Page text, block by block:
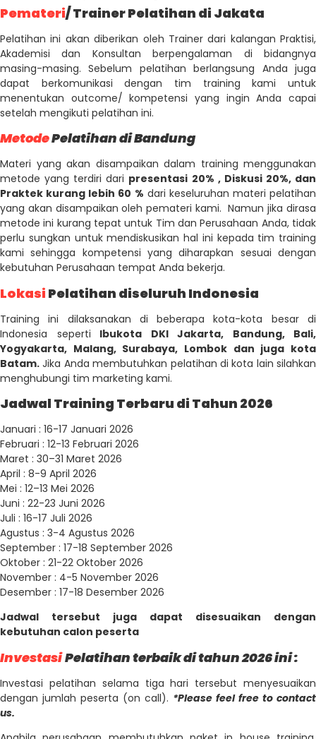
Pemateri/ Trainer Pelatihan di Jakata
Pelatihan ini akan diberikan oleh Trainer dari kalangan Praktisi,
Akademisi dan Konsultan berpengalaman di bidangnya
masing-masing. Sebelum pelatihan berlangsung Anda juga
dapat berkomunikasi dengan tim training kami untuk
menentukan outcome/ kompetensi yang ingin Anda capai
setelah mengikuti pelatihan ini.
MetodePelatihan di Bandung
Materi yang akan disampaikan dalam training menggunakan
metode yang terdiri dari presentasi 20% , Diskusi 20%, dan
Praktek kurang lebih 60 % dari keseluruhan materi pelatihan
yang akan disampaikan oleh pemateri kami. Namun jika dirasa
metode ini kurang tepat untuk Tim dan Perusahaan Anda, tidak
perlu sungkan untuk mendiskusikan hal ini kepada tim training
kami sehingga kompetensi yang diharapkan sesuai dengan
kebutuhan Perusahaan tempat Anda bekerja.
Lokasi Pelatihan diseluruh Indonesia
Training ini dilaksanakan di beberapa kota-kota besar di
Indonesia seperti Ibukota DKI Jakarta, Bandung, Bali,
Yogyakarta, Malang, Surabaya, Lombok dan juga kota
Batam. Jika Anda membutuhkan pelatihan di kota lain silahkan
menghubungi tim marketing kami.
Jadwal Training Terbaru di Tahun 2026
Januari : 16-17 Januari 2026
Februari : 12-13 Februari 2026
Maret : 30–31 Maret 2026
April : 8-9 April 2026
Mei : 12–13 Mei 2026
Juni : 22-23 Juni 2026
Juli : 16-17 Juli 2026
Agustus : 3-4 Agustus 2026
September : 17-18 September 2026
Oktober : 21-22 Oktober 2026
November : 4-5 November 2026
Desember : 17-18 Desember 2026
Jadwal tersebut juga dapat disesuaikan dengan
kebutuhan calon peserta
InvestasiPelatihan terbaik di tahun 2026 ini :
Investasi pelatihan selama tiga hari tersebut menyesuaikan
dengan jumlah peserta (on call). *Please feel free to contact
us.